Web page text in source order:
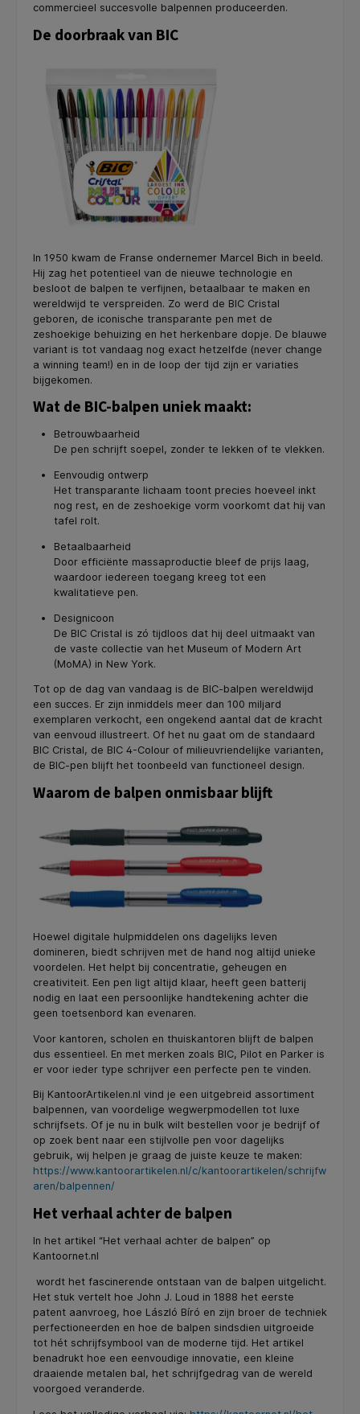
commercieel succesvolle balpennen produceerden.
De doorbraak van BIC
In 1950 kwam de Franse ondernemer Marcel Bich in beeld.
Hij zag het potentieel van de nieuwe technologie en
besloot de balpen te verfijnen, betaalbaar te maken en
wereldwijd te verspreiden. Zo werd de BIC Cristal
geboren, de iconische transparante pen met de
zeshoekige behuizing en het herkenbare dopje. De blauwe
variant is tot vandaag nog exact hetzelfde (never change
a winning team!) en in de loop der tijd zijn er variaties
bijgekomen.
Wat de BIC-balpen uniek maakt:
Betrouwbaarheid
De pen schrijft soepel, zonder te lekken of te vlekken.
Eenvoudig ontwerp
Het transparante lichaam toont precies hoeveel inkt
nog rest, en de zeshoekige vorm voorkomt dat hij van
tafel rolt.
Betaalbaarheid
Door efficiënte massaproductie bleef de prijs laag,
waardoor iedereen toegang kreeg tot een
kwalitatieve pen.
Designicoon
De BIC Cristal is zó tijdloos dat hij deel uitmaakt van
de vaste collectie van het Museum of Modern Art
(MoMA) in New York.
Tot op de dag van vandaag is de BIC-balpen wereldwijd
een succes. Er zijn inmiddels meer dan 100 miljard
exemplaren verkocht, een ongekend aantal dat de kracht
van eenvoud illustreert. Of het nu gaat om de standaard
BIC Cristal, de BIC 4-Colour of milieuvriendelijke varianten,
de BIC-pen blijft het toonbeeld van functioneel design.
Waarom de balpen onmisbaar blijft
Hoewel digitale hulpmiddelen ons dagelijks leven
domineren, biedt schrijven met de hand nog altijd unieke
voordelen. Het helpt bij concentratie, geheugen en
creativiteit. Een pen ligt altijd klaar, heeft geen batterij
nodig en laat een persoonlijke handtekening achter die
geen toetsenbord kan evenaren.
Voor kantoren, scholen en thuiskantoren blijft de balpen
dus essentieel. En met merken zoals BIC, Pilot en Parker is
er voor ieder type schrijver een perfecte pen te vinden.
Bij KantoorArtikelen.nl vind je een uitgebreid assortiment
balpennen, van voordelige wegwerpmodellen tot luxe
schrijfsets. Of je nu in bulk wilt bestellen voor je bedrijf of
op zoek bent naar een stijlvolle pen voor dagelijks
gebruik, wij helpen je graag de juiste keuze te maken:
https://www.kantoorartikelen.nl/c/kantoorartikelen/schrijfw
aren/balpennen/
Het verhaal achter de balpen
In het artikel “Het verhaal achter de balpen” op
Kantoornet.nl
wordt het fascinerende ontstaan van de balpen uitgelicht.
Het stuk vertelt hoe John J. Loud in 1888 het eerste
patent aanvroeg, hoe László Bíró en zijn broer de techniek
perfectioneerden en hoe de balpen sindsdien uitgroeide
tot hét schrijfsymbool van de moderne tijd. Het artikel
benadrukt hoe een eenvoudige innovatie, een kleine
draaiende metalen bal, het schrijfgedrag van de wereld
voorgoed veranderde.